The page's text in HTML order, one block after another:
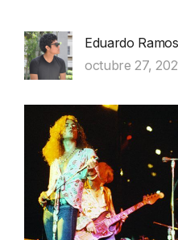
Eduardo Ramos
octubre 27,